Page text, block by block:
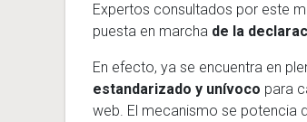
Expertos consultados por este
puesta en marcha de la
En efecto, ya se encuentra en
estandarizado y unívoco para
web. El mecanismo se potencia